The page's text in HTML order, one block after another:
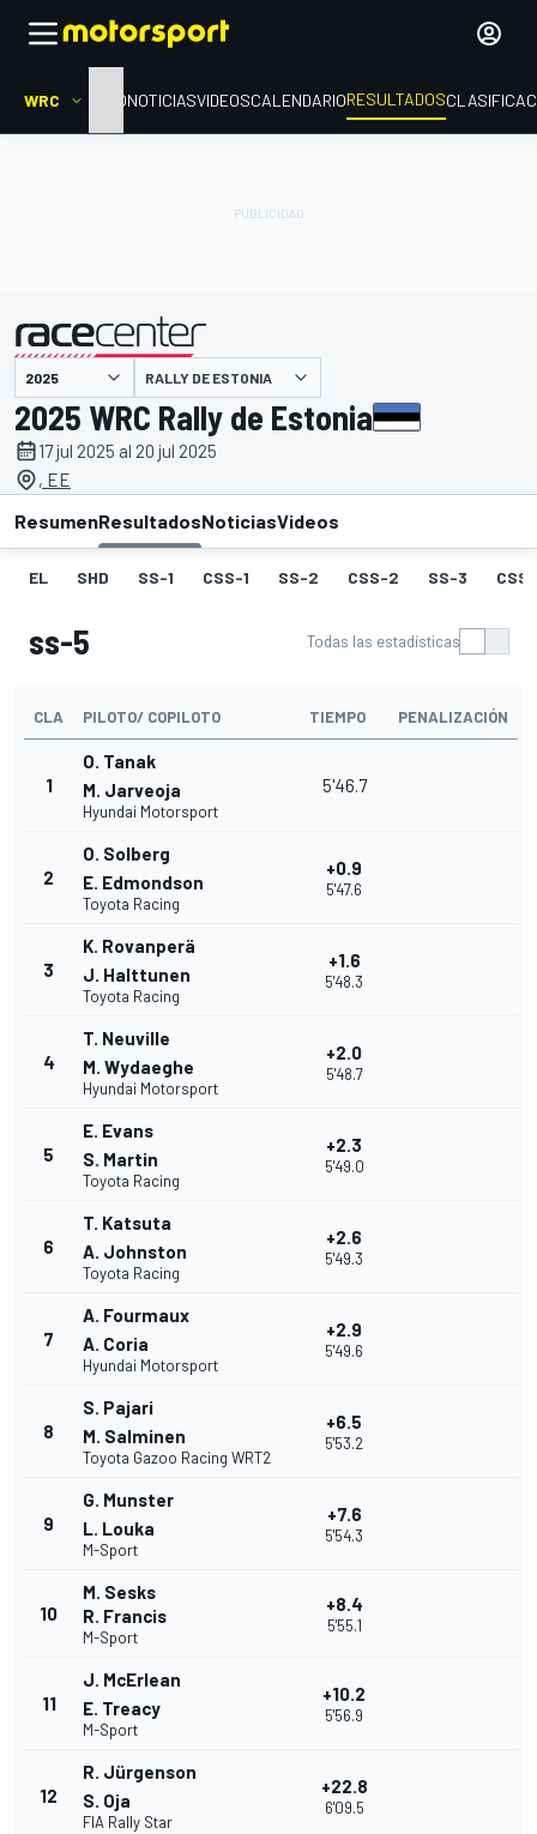
WRC INICIONOTICIASVIDEOSCALENDARIORESULTADOS
presentado por RALLY DE ESTONIA
2025 WRC Rally de Estonia
17 jul 2025 al 20 jul 2025
, EE
ResumenResultadosNoticiasVideos
EL SHD SS-1 CSS-1 SS-2 CSS-2 SS-3
ss-5 Todas las estadísticas
CLA PILOTO/ COPILOTO TIEMPO PENALIZACIÓN
1
O. Tanak
M. Jarveoja
Hyundai Motorsport
5'46.7
2
O. Solberg
E. Edmondson
Toyota Racing
+0.9
5'47.6
3
K. Rovanperä
J. Halttunen
Toyota Racing
+1.6
5'48.3
4
T. Neuville
M. Wydaeghe
Hyundai Motorsport
+2.0
5'48.7
5
E. Evans
S. Martin
Toyota Racing
+2.3
5'49.0
6
T. Katsuta
A. Johnston
Toyota Racing
+2.6
5'49.3
7
A. Fourmaux
A. Coria
Hyundai Motorsport
+2.9
5'49.6
8
S. Pajari
M. Salminen
Toyota Gazoo Racing WRT2
+6.5
5'53.2
9
G. Munster
L. Louka
M-Sport
+7.6
5'54.3
10
M. Sesks
R. Francis
M-Sport
+8.4
5'55.1
11
J. McErlean
E. Treacy
M-Sport
+10.2
5'56.9
12
R. Jürgenson
S. Oja
FIA Rally Star
+22.8
6'09.5